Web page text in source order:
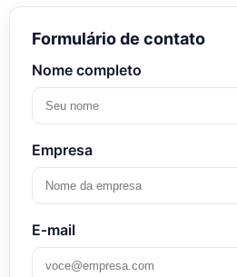
Formulário de contato
Nome completo
Empresa
E‑mail